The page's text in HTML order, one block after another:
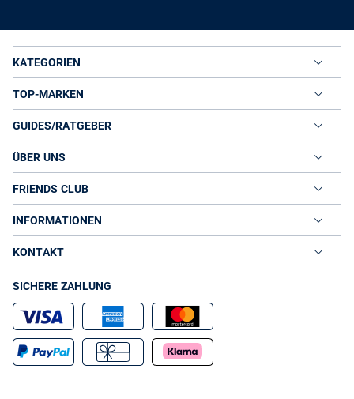
KATEGORIEN
TOP-MARKEN
GUIDES/RATGEBER
ÜBER UNS
FRIENDS CLUB
INFORMATIONEN
KONTAKT
SICHERE ZAHLUNG